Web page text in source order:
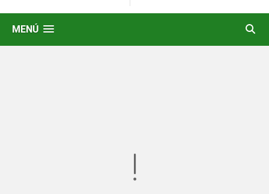
MENÚ